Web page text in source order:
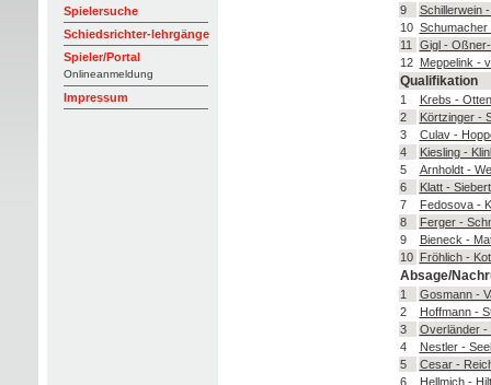
Spielersuche
Schiedsrichter-lehrgänge
Spieler/Portal
Onlineanmeldung
Impressum
9
Schillerwein
10 Schumacher
11
Gigl -
12
Meppelink -
Qualifikation
1
Krebs -
2
Körtzinger -
3
Culav -
4
Kiesling -
5
Arnholdt -
6
Klatt - Siebert
7
Fedosova -
8
Ferger -
9
Bieneck -
10
Fröhlich -
Absage/
1
Gosmann -
2
Hoffmann -
3
Overländer -
4
Nestler -
5
Cesar -
6
Hellmich -